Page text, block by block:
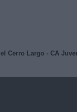
el Cerro Largo - CA